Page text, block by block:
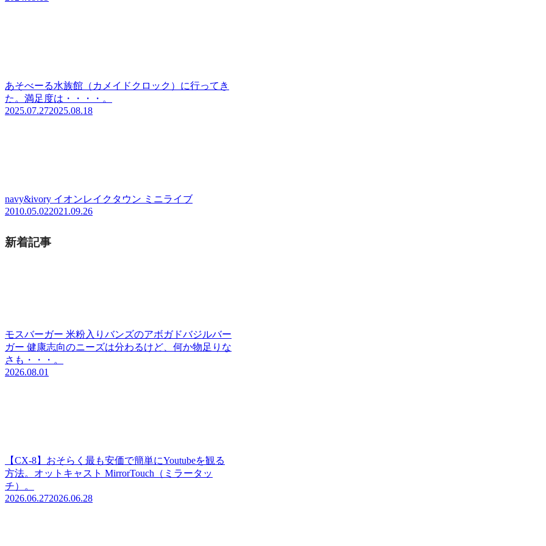
あそべーる水族館（カメイドクロック）に行ってき
た。満足度は・・・・。
2025.07.272025.08.18
navy&ivory イオンレイクタウン ミニライブ
2010.05.022021.09.26
新着記事
モスバーガー 米粉入りバンズのアボガドバジルバー
ガー 健康志向のニーズは分わるけど、何か物足りな
さも・・・。
2026.08.01
【CX-8】おそらく最も安価で簡単にYoutubeを観る
方法。オットキャスト MirrorTouch（ミラータッ
チ）。
2026.06.272026.06.28